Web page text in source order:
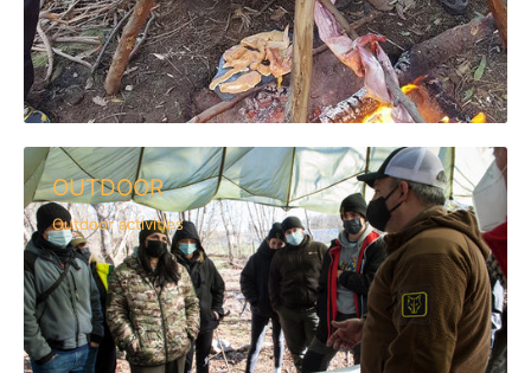
OUTDOOR
Outdoor activities